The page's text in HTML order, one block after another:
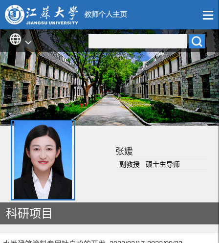
张媛
副教授 硕士生导师
科研项目